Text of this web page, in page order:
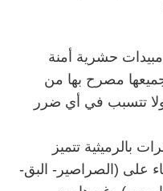
حشرية أمنة
مصرح بها من
ولا تتسبب في أي ضرر
تتميز
على (الصراصير- البق-